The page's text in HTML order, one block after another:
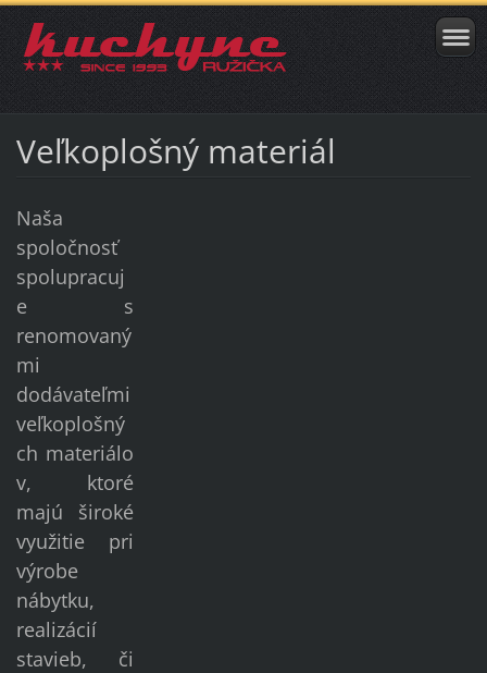
Veľkoplošný materiál
Naša
spoločnosť
spolupracuj
e s
renomovaný
mi
dodávateľmi
veľkoplošný
ch materiálo
v, ktoré
majú široké
využitie pri
výrobe
nábytku,
realizácií
stavieb, či